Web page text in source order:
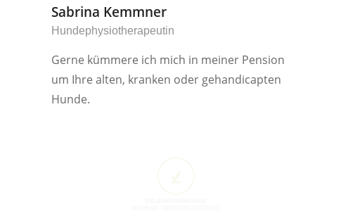
Sabrina Kemmner
Hundephysiotherapeutin
Gerne kümmere ich mich in meiner Pension
um Ihre alten, kranken oder gehandicapten
Hunde.